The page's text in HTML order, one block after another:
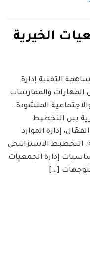
الخيرية
التقنية إدارة
المهارات والممارسات
المنشودة.
بين التخطيط
إدارة الموارد
التخطيط الاستراتيجي
إدارة الجمعيات
[…]